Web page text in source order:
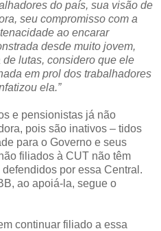
do país, sua visão de
seu compromisso com a
ao encarar
desde muito jovem,
lutas, considero que ele
em prol dos trabalhadores
ela.”
e pensionistas já não
pois são inativos – tidos
para o Governo e seus
filiados à CUT não têm
por essa Central.
ao apoiá-la, segue o
continuar filiado a essa